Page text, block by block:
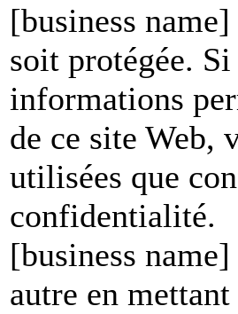
[business
soit protégée.
informations
de ce site Web,
utilisées que
confidentialité.
[business
autre en